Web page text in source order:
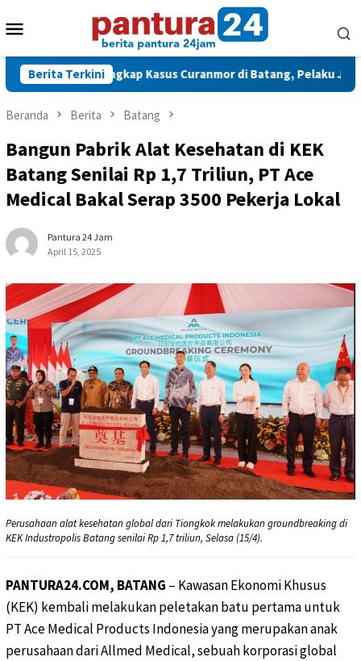
ke
Mobile
Berita Terkini
Polisi Ungkap Kasus Curanmor di Batang, Pelaku Jual Motor
Beranda Berita Batang
Bangun Pabrik Alat Kesehatan di KEK
Batang Senilai Rp 1,7 Triliun, PT Ace
Medical Bakal Serap 3500 Pekerja Lokal
Pantura 24 Jam
April 15, 2025
Perusahaan alat kesehatan global dari Tiongkok melakukan groundbreaking di
KEK Industropolis Batang senilai Rp 1,7 triliun, Selasa (15/4).
PANTURA24.COM, BATANG – Kawasan Ekonomi Khusus
(KEK) kembali melakukan peletakan batu pertama untuk
PT Ace Medical Products Indonesia yang merupakan anak
perusahaan dari Allmed Medical, sebuah korporasi global